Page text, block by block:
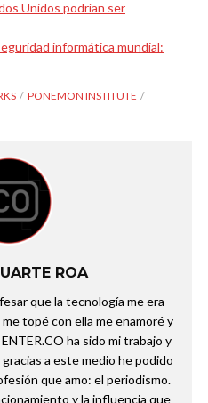
Unidos podrían ser
informática mundial:
PONEMON INSTITUTE
ROA
que la tecnología me era
topé con ella me enamoré y
ha sido mi trabajo y
a este medio he podido
que amo: el periodismo.
y la influencia que